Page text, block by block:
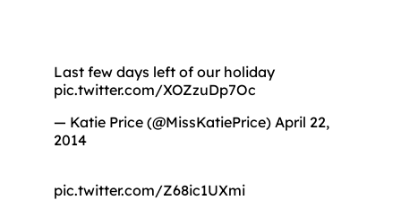
Last few days left of our holiday
pic.twitter.com/XOZzuDp7Oc
— Katie Price (@MissKatiePrice) April 22,
2014
pic.twitter.com/Z68ic1UXmi